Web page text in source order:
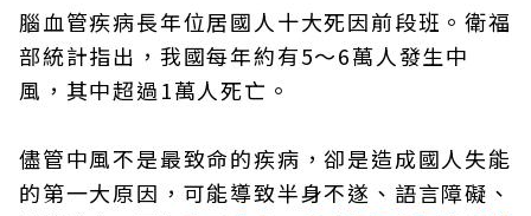
腦血管疾病長年位居國人十大死因前段班。衛福
部統計指出，我國每年約有5～6萬人發生中
風，其中超過1萬人死亡。
儘管中風不是最致命的疾病，卻是造成國人失能
的第一大原因，可能導致半身不遂、語言障礙、